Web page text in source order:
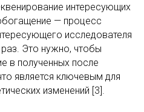
интересующих
— процесс
исследователя
Это нужно, чтобы
в полученных после
является ключевым для
изменений [3].